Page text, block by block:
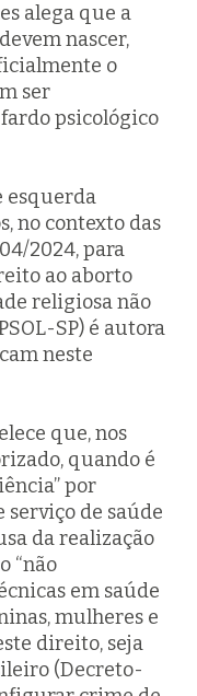
alega que a
nascer,
o
ser
psicológico
esquerda
no contexto das
2024, para
ao aborto
religiosa não
SP) é autora
neste
que, nos
quando é
por
serviço de saúde
da realização
“não
em saúde
mulheres e
direito, seja
(Decreto-